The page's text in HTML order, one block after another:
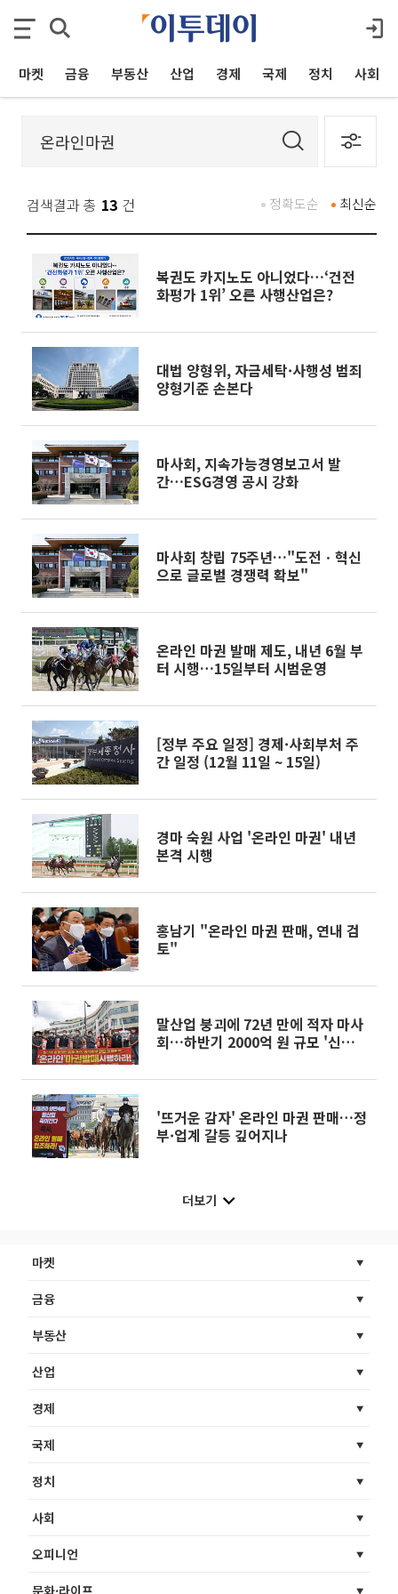
마켓 금융 부동산 산업 경제 국제 정치 사회
검색결과 총 13 건 최신순
정확도순
복권도 카지노도 아니었다…‘건전
화평가 1위’ 오른 사행산업은?
대법 양형위, 자금세탁·사행성 범죄
양형기준 손본다
마사회, 지속가능경영보고서 발
간…ESG경영 공시 강화
마사회 창립 75주년…"도전ㆍ혁신
으로 글로벌 경쟁력 확보"
온라인 마권 발매 제도, 내년 6월 부
터 시행…15일부터 시범운영
[정부 주요 일정] 경제·사회부처 주
간 일정 (12월 11일 ~ 15일)
경마 숙원 사업 '온라인 마권' 내년
본격 시행
홍남기 "온라인 마권 판매, 연내 검
토"
말산업 붕괴에 72년 만에 적자 마사
회…하반기 2000억 원 규모 '신용대
'뜨거운 감자' 온라인 마권 판매…정
부·업계 갈등 깊어지나
더보기
마켓
금융
부동산
산업
경제
국제
정치
사회
오피니언
문화·라이프